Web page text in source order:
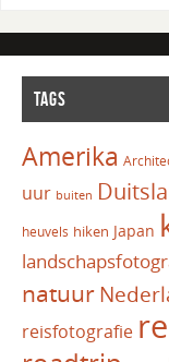
TAGS
Amerika
uur buiten
heuvels hiken Japan
natuur
reisfotografie